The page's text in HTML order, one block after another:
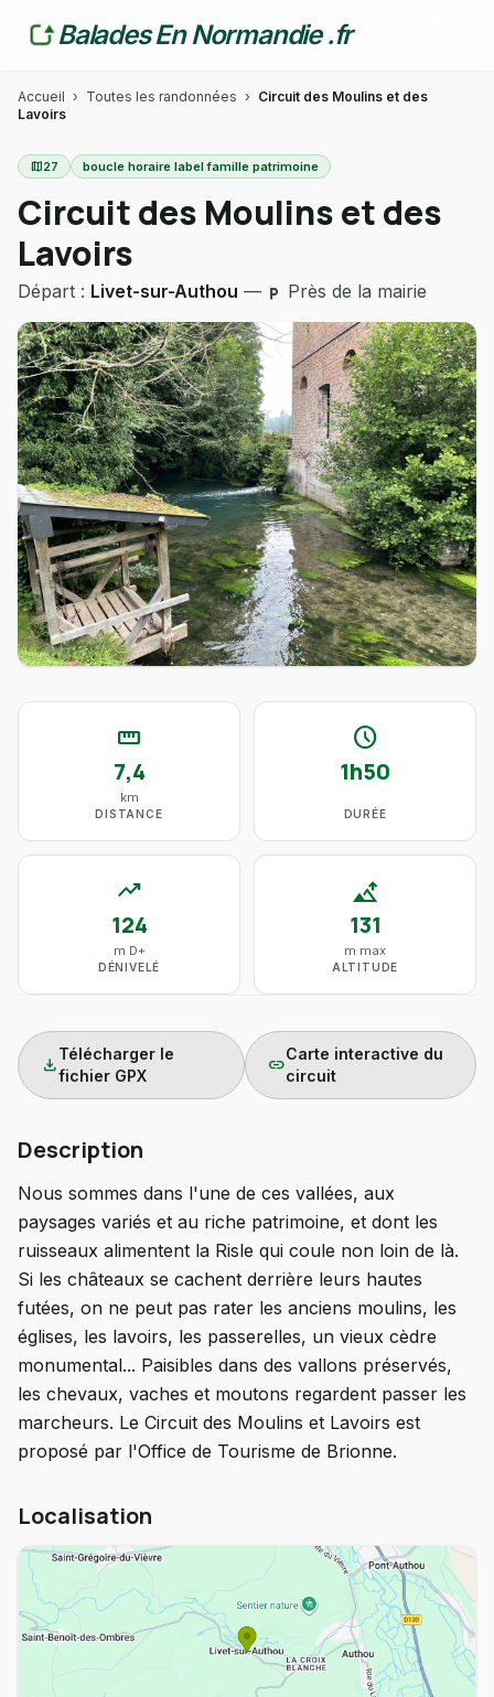
Balades En Normandie .fr
Accueil › Toutes les randonnées › Circuit des Moulins et des
Lavoirs
map27 boucle horaire label famille patrimoine
Circuit des Moulins et des
Lavoirs
Départ : Livet-sur-Authou — local_parking Près de la mairie
straighten
7,4
km
DISTANCE
schedule
1h50
DURÉE
trending_up
124
m D+
DÉNIVELÉ
altitude
131
m max
ALTITUDE
download
Télécharger le
fichier GPX
link
Carte interactive du
circuit
Description
Nous sommes dans l'une de ces vallées, aux
paysages variés et au riche patrimoine, et dont les
ruisseaux alimentent la Risle qui coule non loin de là.
Si les châteaux se cachent derrière leurs hautes
futées, on ne peut pas rater les anciens moulins, les
églises, les lavoirs, les passerelles, un vieux cèdre
monumental... Paisibles dans des vallons préservés,
les chevaux, vaches et moutons regardent passer les
marcheurs. Le Circuit des Moulins et Lavoirs est
proposé par l'Office de Tourisme de Brionne.
Localisation